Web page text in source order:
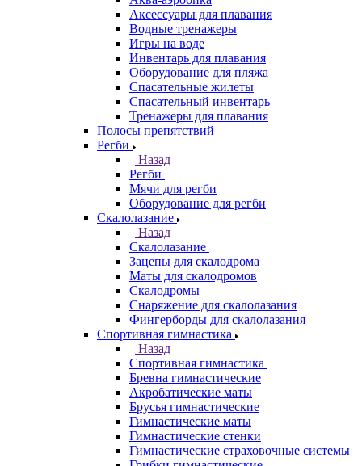
Аксессуары для плавания
Водные тренажеры
Игры на воде
Инвентарь для плавания
Оборудование для пляжа
Спасательные жилеты
Спасательный инвентарь
Тренажеры для плавания
Полосы препятствий
Регби
Назад
Регби
Мячи для регби
Оборудование для регби
Скалолазание
Назад
Скалолазание
Зацепы для скалодрома
Маты для скалодромов
Скалодромы
Снаряжение для скалолазания
Фингерборды для скалолазания
Спортивная гимнастика
Назад
Спортивная гимнастика
Бревна гимнастические
Акробатические маты
Брусья гимнастические
Гимнастические маты
Гимнастические стенки
Гимнастические страховочные системы